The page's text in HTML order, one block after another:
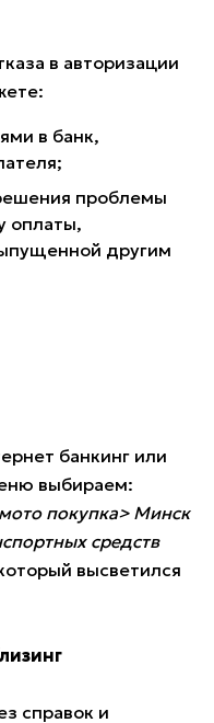
в авторизации
в банк,
проблемы
оплаты,
другим
банкинг или
выбираем:
покупка> Минск
средств
высветился
справок и